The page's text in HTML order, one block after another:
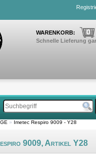
WARENKORB: 0
Schnelle Lieferung
» Imetec Respiro 9009 - Y28
9009, Artikel Y28